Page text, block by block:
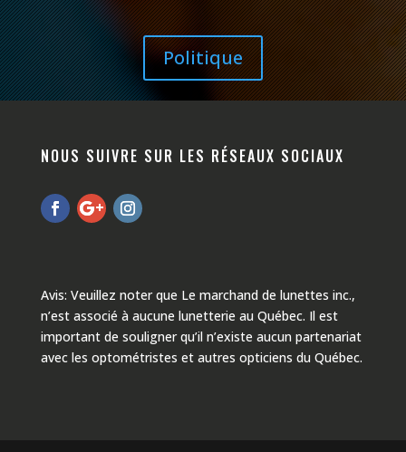
Politique
NOUS SUIVRE SUR LES RÉSEAUX SOCIAUX
Avis: Veuillez noter que Le marchand de lunettes inc.,
n’est associé à aucune lunetterie au Québec. Il est
important de souligner qu’il n’existe aucun partenariat
avec les optométristes et autres opticiens du Québec.